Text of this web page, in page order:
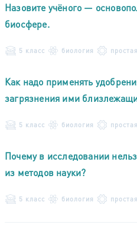
Назовите учёного —
биосфере.
5 класс биология простая
Как надо применять
загрязнения ими
5 класс биология простая
Почему в исследовании
из методов науки?
5 класс биология простая